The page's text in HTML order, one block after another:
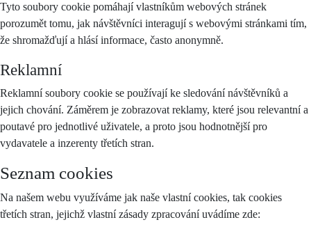
Tyto soubory cookie pomáhají vlastníkům webových stránek
porozumět tomu, jak návštěvníci interagují s webovými stránkami tím,
že shromažďují a hlásí informace, často anonymně.
Reklamní
Reklamní soubory cookie se používají ke sledování návštěvníků a
jejich chování. Záměrem je zobrazovat reklamy, které jsou relevantní a
poutavé pro jednotlivé uživatele, a proto jsou hodnotnější pro
vydavatele a inzerenty třetích stran.
Seznam cookies
Na našem webu využíváme jak naše vlastní cookies, tak cookies
třetích stran, jejichž vlastní zásady zpracování uvádíme zde: